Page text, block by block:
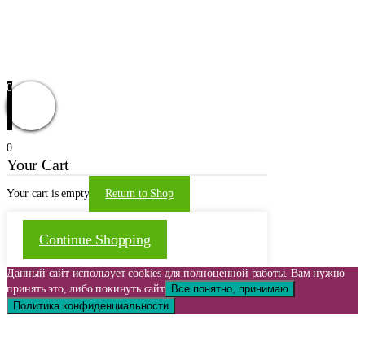
0
0
Your Cart
Your cart is empty Return to Shop
Continue Shopping
Данный сайт использует cookies для полноценной работы. Вам нужно
принять это, либо покинуть сайт
Все понятно, принимаю
Политика конфиденциальности